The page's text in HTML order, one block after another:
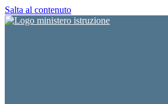
Salta al contenuto